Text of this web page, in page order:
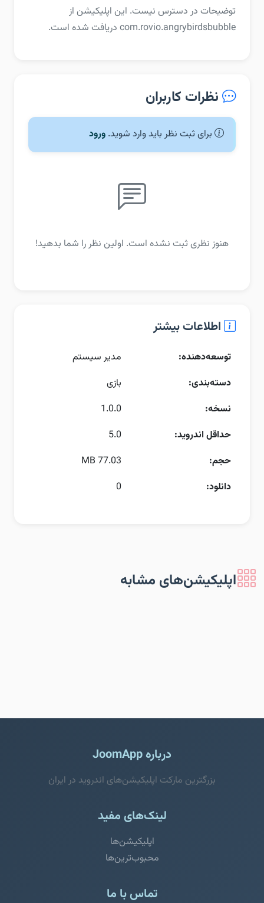
توضیحات در دسترس نیست. این اپلیکیشن از
com.rovio.angrybirdsbubble دریافت شده است.
نظرات کاربران
برای ثبت نظر باید وارد شوید. ورود
هنوز نظری ثبت نشده است. اولین نظر را شما بدهید!
اطلاعات بیشتر
توسعه‌دهنده:
مدیر سیستم
دسته‌بندی:
بازی
نسخه:
1.0.0
حداقل اندروید:
5.0
حجم:
77.03 MB
دانلود:
0
اپلیکیشن‌های مشابه
درباره JoomApp
بزرگترین مارکت اپلیکیشن‌های اندروید در ایران
لینک‌های مفید
اپلیکیشن‌ها
محبوب‌ترین‌ها
تماس با ما